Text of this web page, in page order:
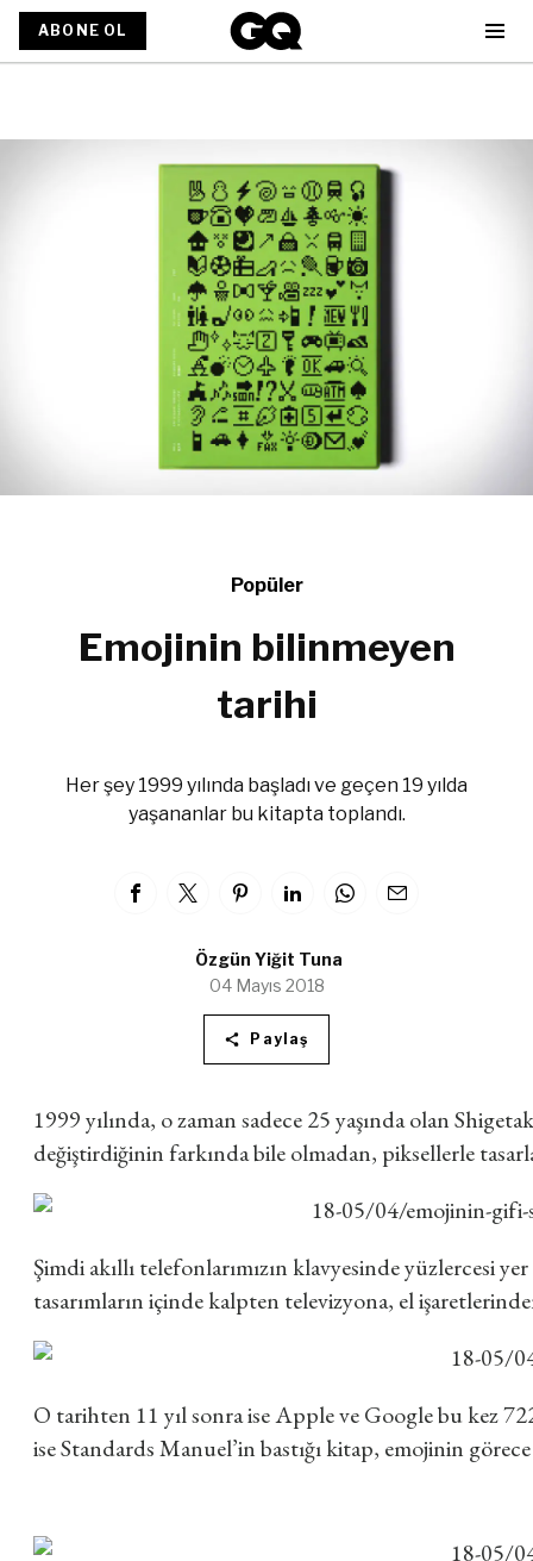
ABONE OL
Popüler
Emojinin bilinmeyen
tarihi
Her şey 1999 yılında başladı ve geçen 19 yılda
yaşananlar bu kitapta toplandı.
Özgün Yiğit Tuna
04 Mayıs 2018
Paylaş
1999 yılında, o zaman sadece 25 yaşında olan
değiştirdiğinin farkında bile olmadan, piksellerle
Şimdi akıllı telefonlarımızın klavyesinde yüzlercesi
tasarımların içinde kalpten televizyona, el
O tarihten 11 yıl sonra ise Apple ve Google bu kez
ise Standards Manuel’in bastığı kitap, emojinin